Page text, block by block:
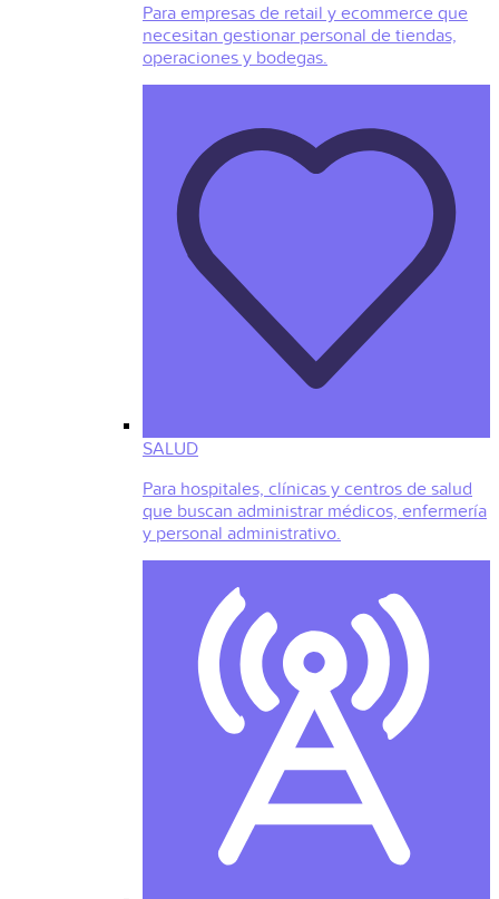
Para empresas de retail y ecommerce que
necesitan gestionar personal de tiendas,
operaciones y bodegas.
SALUD
Para hospitales, clínicas y centros de salud
que buscan administrar médicos, enfermería
y personal administrativo.